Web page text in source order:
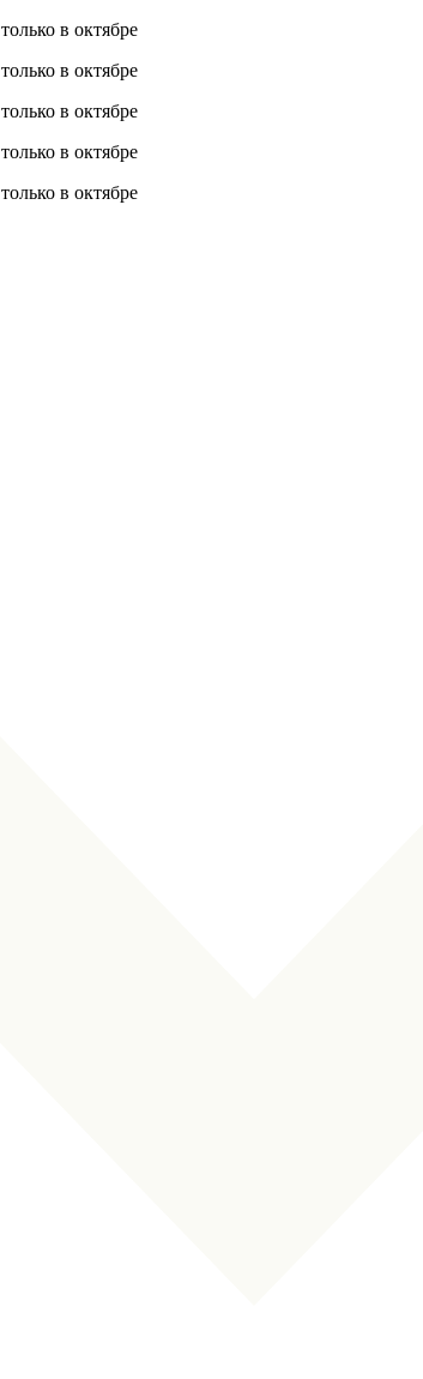
только в октябре
только в октябре
только в октябре
только в октябре
только в октябре